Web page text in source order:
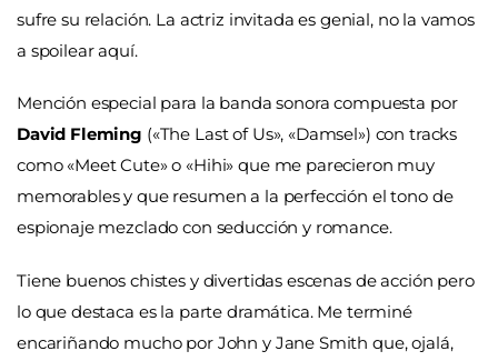
sufre su relación. La actriz invitada es genial, no la vamos
a spoilear aquí.
Mención especial para la banda sonora compuesta por
David Fleming («The Last of Us», «Damsel») con tracks
como «Meet Cute» o «Hihi» que me parecieron muy
memorables y que resumen a la perfección el tono de
espionaje mezclado con seducción y romance.
Tiene buenos chistes y divertidas escenas de acción pero
lo que destaca es la parte dramática. Me terminé
encariñando mucho por John y Jane Smith que, ojalá,